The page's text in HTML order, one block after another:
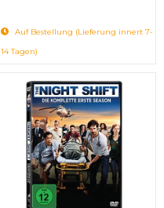
Auf Bestellung (Lieferung innert 7-
14 Tagen)